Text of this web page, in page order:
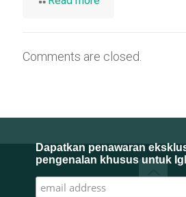
Comments are closed.
Dapatkan penawaran
pengenalan khusus untuk